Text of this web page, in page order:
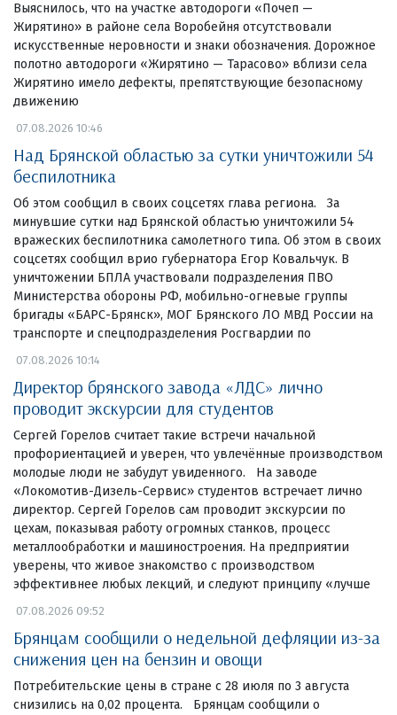
Выяснилось, что на участке автодороги «Почеп —
Жирятино» в районе села Воробейня отсутствовали
искусственные неровности и знаки обозначения. Дорожное
полотно автодороги «Жирятино — Тарасово» вблизи села
Жирятино имело дефекты, препятствующие безопасному
движению
07.08.2026 10:46
Над Брянской областью за сутки уничтожили 54
беспилотника
Об этом сообщил в своих соцсетях глава региона. За
минувшие сутки над Брянской областью уничтожили 54
вражеских беспилотника самолетного типа. Об этом в своих
соцсетях сообщил врио губернатора Егор Ковальчук. В
уничтожении БПЛА участвовали подразделения ПВО
Министерства обороны РФ, мобильно-огневые группы
бригады «БАРС-Брянск», МОГ Брянского ЛО МВД России на
транспорте и спецподразделения Росгвардии по
07.08.2026 10:14
Директор брянского завода «ЛДС» лично
проводит экскурсии для студентов
Сергей Горелов считает такие встречи начальной
профориентацией и уверен, что увлечённые производством
молодые люди не забудут увиденного. На заводе
«Локомотив-Дизель-Сервис» студентов встречает лично
директор. Сергей Горелов сам проводит экскурсии по
цехам, показывая работу огромных станков, процесс
металлообработки и машиностроения. На предприятии
уверены, что живое знакомство с производством
эффективнее любых лекций, и следуют принципу «лучше
07.08.2026 09:52
Брянцам сообщили о недельной дефляции из-за
снижения цен на бензин и овощи
Потребительские цены в стране с 28 июля по 3 августа
снизились на 0,02 процента. Брянцам сообщили о